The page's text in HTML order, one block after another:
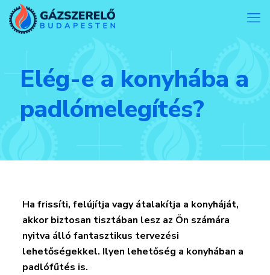
Elég-e a konyhába a
padlómelegítés?
Ha frissíti, felújítja vagy átalakítja a konyháját,
akkor biztosan tisztában lesz az Ön számára
nyitva álló fantasztikus tervezési
lehetőségekkel. Ilyen lehetőség a konyhában a
padlófűtés is.